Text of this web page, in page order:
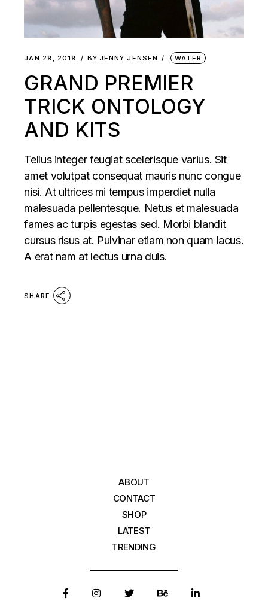
JAN 29, 2019 BY JENNY JENSEN WATER
GRAND PREMIER
TRICK ONTOLOGY
AND KITS
Tellus integer feugiat scelerisque varius. Sit
amet volutpat consequat mauris nunc congue
nisi. At ultrices mi tempus imperdiet nulla
malesuada pellentesque. Netus et malesuada
fames ac turpis egestas sed. Morbi blandit
cursus risus at. Pulvinar etiam non quam lacus.
A erat nam at lectus urna duis.
SHARE
ABOUT
CONTACT
SHOP
LATEST
TRENDING